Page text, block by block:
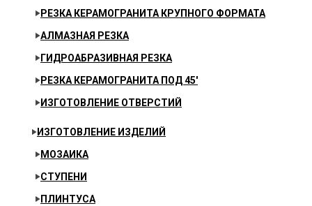
РЕЗКА КЕРАМОГРАНИТА КРУПНОГО ФОРМАТА
АЛМАЗНАЯ РЕЗКА
ГИДРОАБРАЗИВНАЯ РЕЗКА
РЕЗКА КЕРАМОГРАНИТА ПОД 45′
ИЗГОТОВЛЕНИЕ ОТВЕРСТИЙ
ИЗГОТОВЛЕНИЕ ИЗДЕЛИЙ
МОЗАИКА
СТУПЕНИ
ПЛИНТУСА